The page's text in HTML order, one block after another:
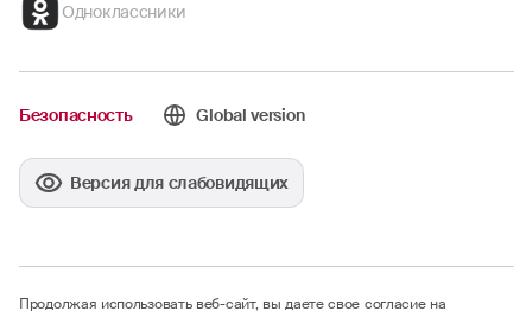
Одноклассники
Безопасность Global version
Версия для слабовидящих
Продолжая использовать веб-сайт, вы даете свое согласие на